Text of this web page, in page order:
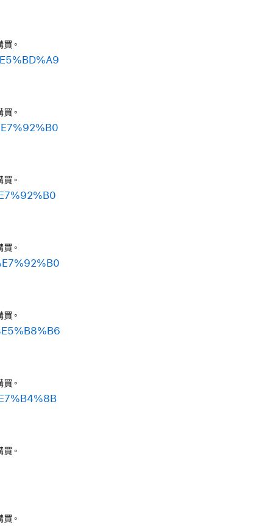
。
。
。
。
。
。
。
。